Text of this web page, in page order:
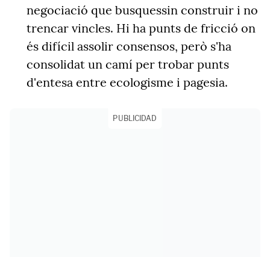
negociació que busquessin construir i no
trencar vincles. Hi ha punts de fricció on
és difícil assolir consensos, però s'ha
consolidat un camí per trobar punts
d'entesa entre ecologisme i pagesia.
PUBLICIDAD